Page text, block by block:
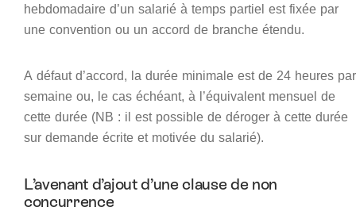
hebdomadaire d’un salarié à temps partiel est fixée par
une convention ou un accord de branche étendu.
A défaut d’accord, la durée minimale est de 24 heures par
semaine ou, le cas échéant, à l’équivalent mensuel de
cette durée (NB : il est possible de déroger à cette durée
sur demande écrite et motivée du salarié).
L’avenant d’ajout d’une clause de non
concurrence